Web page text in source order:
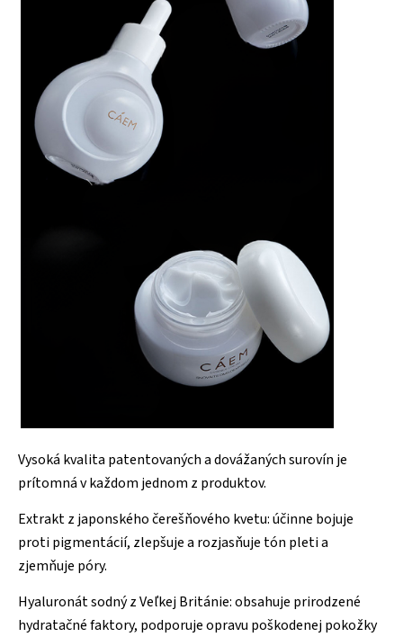
Vysoká kvalita patentovaných a dovážaných surovín je
prítomná v každom jednom z produktov.
Extrakt z japonského čerešňového kvetu: účinne bojuje
proti pigmentácií, zlepšuje a rozjasňuje tón pleti a
zjemňuje póry.
Hyaluronát sodný z Veľkej Británie: obsahuje prirodzené
hydratačné faktory, podporuje opravu poškodenej pokožky